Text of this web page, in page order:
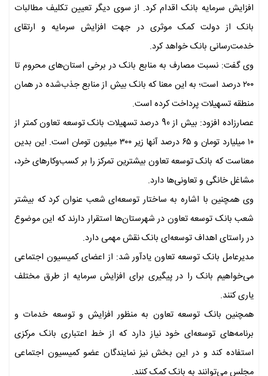
افزایش سرمایه بانک اقدام کرد. از سوی دیگر تعیین تکلیف مطالبات
بانک از دولت کمک موثری در جهت افزایش سرمایه و ارتقای
خدمت‌رسانی بانک خواهد کرد.
وی گفت: نسبت مصارف به منابع بانک در برخی استان‌های محروم تا
۲۰۰ درصد است؛ به این معنا که بانک بیش از منابع جذب‌شده در همان
منطقه تسهیلات پرداخت کرده است.
عصارزاده افزود: بیش از 90 درصد تسهیلات بانک توسعه تعاون کمتر از
۱۰ میلیارد تومان و ۶۵ درصد آنها زیر ۳۰۰ میلیون تومان است. این بدین
معناست که بانک توسعه تعاون بیشترین تمرکز را بر کسب‌وکارهای خرد،
مشاغل خانگی و تعاونی‌ها دارد.
وی همچنین با اشاره به ساختار توسعه‌ای شعب عنوان کرد که بیشتر
شعب بانک توسعه تعاون در شهرستان‌ها استقرار دارند که این موضوع
در راستای اهداف توسعه‌ای بانک نقش مهمی دارد.
مدیرعامل بانک توسعه تعاون یادآور شد: از اعضای کمیسیون اجتماعی
می‌خواهیم بانک را در پیگیری برای افزایش سرمایه از طرق مختلف
یاری کنند.
همچنین بانک توسعه تعاون به منظور افزایش و توسعه خدمات و
برنامه‌های توسعه‌ای خود نیاز دارد که از خط اعتباری بانک مرکزی
استفاده کند و در این بخش نیز نمایندگان عضو کمیسیون اجتماعی
مجلس می‌توانند به بانک کمک کنند.